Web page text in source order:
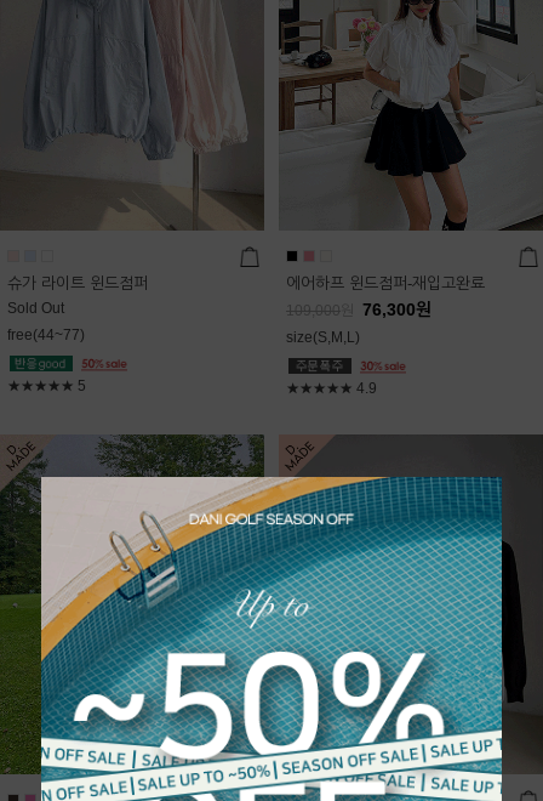
슈가 라이트 윈드점퍼
Sold Out
free(44~77)
★★★★★ 5
에어하프 윈드점퍼-재입고완료
109,000 76,300원
size(S,M,L)
★★★★★ 4.9